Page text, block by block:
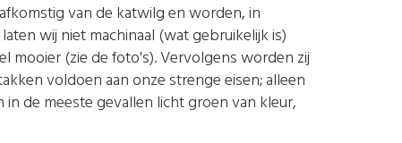
van de katwilg en worden, in
wij niet machinaal (wat gebruikelijk is)
mooier (zie de foto's). Vervolgens worden zij
voldoen aan onze strenge eisen; alleen
de meeste gevallen licht groen van kleur,